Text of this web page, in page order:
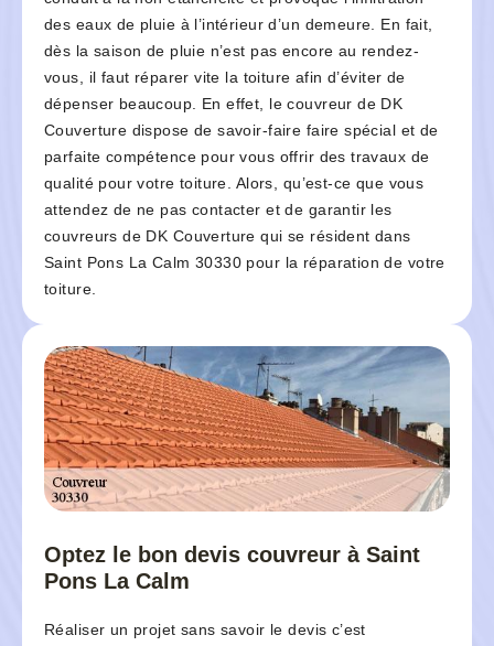
des eaux de pluie à l’intérieur d’un demeure. En fait,
dès la saison de pluie n’est pas encore au rendez-
vous, il faut réparer vite la toiture afin d’éviter de
dépenser beaucoup. En effet, le couvreur de DK
Couverture dispose de savoir-faire faire spécial et de
parfaite compétence pour vous offrir des travaux de
qualité pour votre toiture. Alors, qu’est-ce que vous
attendez de ne pas contacter et de garantir les
couvreurs de DK Couverture qui se résident dans
Saint Pons La Calm 30330 pour la réparation de votre
toiture.
Optez le bon devis couvreur à Saint
Pons La Calm
Réaliser un projet sans savoir le devis c’est